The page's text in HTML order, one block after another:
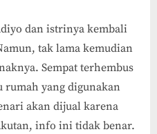
dan istrinya kembali
tak lama kemudian
Sempat terhembus
rumah yang digunakan
akan dijual karena
info ini tidak benar.